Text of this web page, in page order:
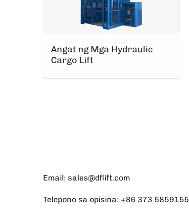
Angat ng Mga Hydraulic
Cargo Lift
Email: sales@dflift.com
Telepono sa opisina: +86 373 5859155